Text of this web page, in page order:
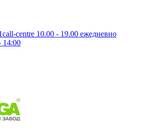
call-centre 10.00 - 19.00 ежедневно
14:00